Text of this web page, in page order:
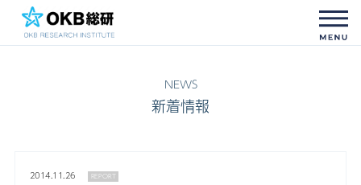
新着情報
2014.11.26 REPORT